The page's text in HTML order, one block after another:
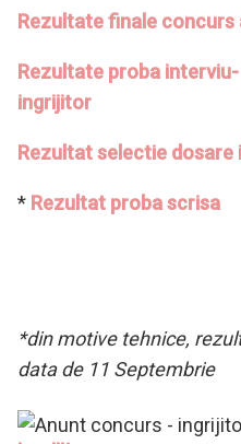
Rezultate finale
Rezultate proba
ingrijitor
Rezultat selectie dosare
* Rezultat proba scrisa
*din motive tehnice,
data de 11 Septembrie